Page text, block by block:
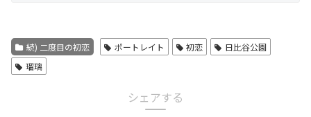
続) 二度目の初恋 ポートレイト 初恋
日比谷公園
瑠璃
シェアする